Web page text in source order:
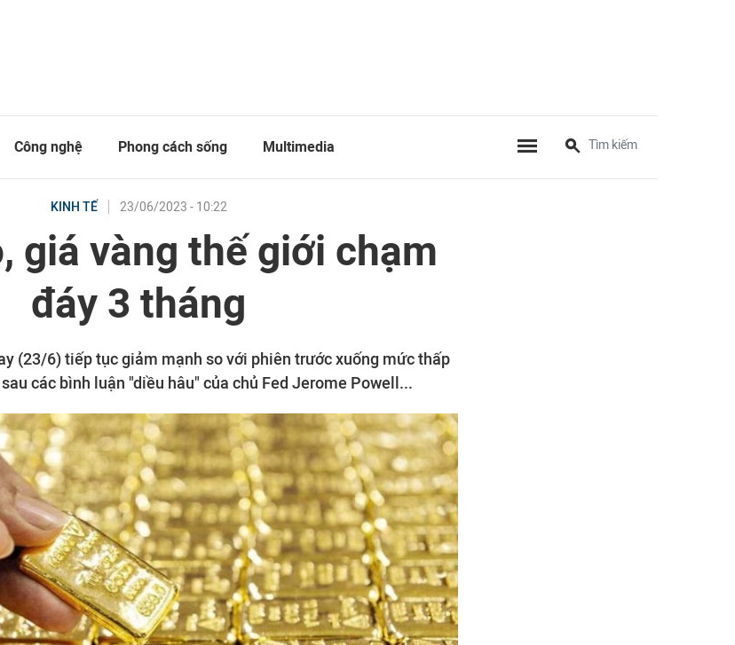
Công nghệ Phong cách sống Multimedia
KINH TẾ 23/06/2023 - 10:22
giá vàng thế giới chạm
đáy 3 tháng
(23/6) tiếp tục giảm mạnh so với phiên trước xuống mức thấp
các bình luận "diều hâu" của chủ Fed Jerome Powell...